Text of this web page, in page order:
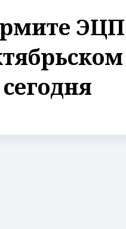
сегодня